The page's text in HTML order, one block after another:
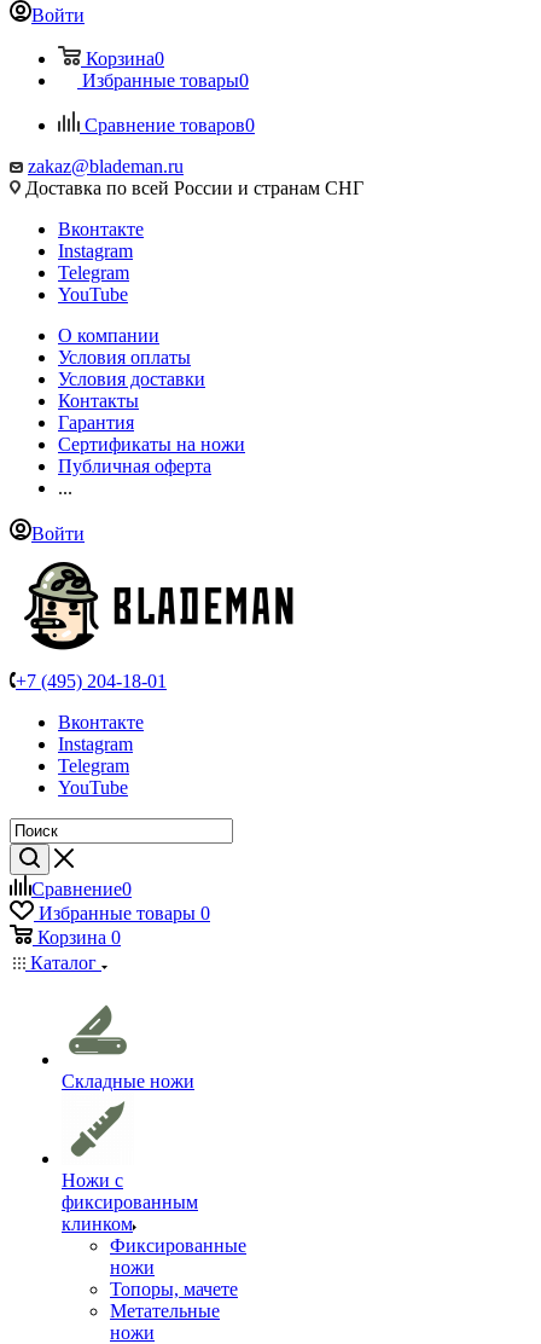
Войти
Корзина0
Избранные товары0
Сравнение товаров0
zakaz@blademan.ru
Доставка по всей России и странам СНГ
Вконтакте
Instagram
Telegram
YouTube
О компании
Условия оплаты
Условия доставки
Контакты
Гарантия
Сертификаты на ножи
Публичная оферта
...
Войти
+7 (495) 204-18-01
Вконтакте
Instagram
Telegram
YouTube
Сравнение0
Избранные товары 0
Корзина 0
Каталог
Складные ножи
Ножи с
фиксированным
клинком
Фиксированные
ножи
Топоры, мачете
Метательные
ножи